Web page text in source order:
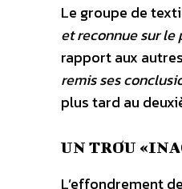
Le groupe de
et reconnue sur
rapport aux
remis ses
plus tard au
UN TROU
L’effondrement